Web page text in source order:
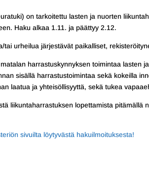
on tarkoitettu lasten ja nuorten
Haku alkaa 1.11. ja päättyy 2.12.
tai urheilua järjestävät paikalliset,
harrastuskynnyksen toimintaa lasten
sisällä harrastustoimintaa sekä kokeilla
laatua ja yhteisöllisyyttä, sekä tukea
liikuntaharrastuksen lopettamista pitämällä
sivuilta löytyvästä hakuilmoituksesta!